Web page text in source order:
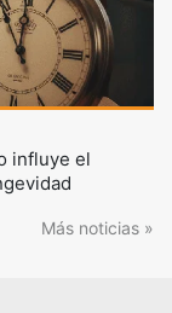
influye el
Más noticias »